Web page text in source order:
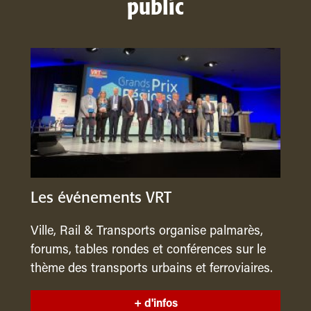
public
Les événements VRT
Ville, Rail & Transports organise palmarès,
forums, tables rondes et conférences sur le
thème des transports urbains et ferroviaires.
+ d'infos